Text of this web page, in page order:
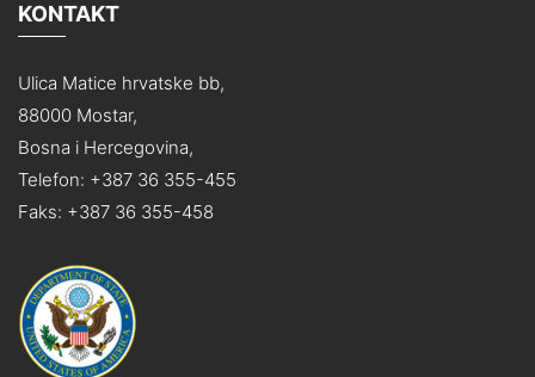
KONTAKT
Ulica Matice hrvatske bb,
88000 Mostar,
Bosna i Hercegovina,
Telefon: +387 36 355-455
Faks: +387 36 355-458